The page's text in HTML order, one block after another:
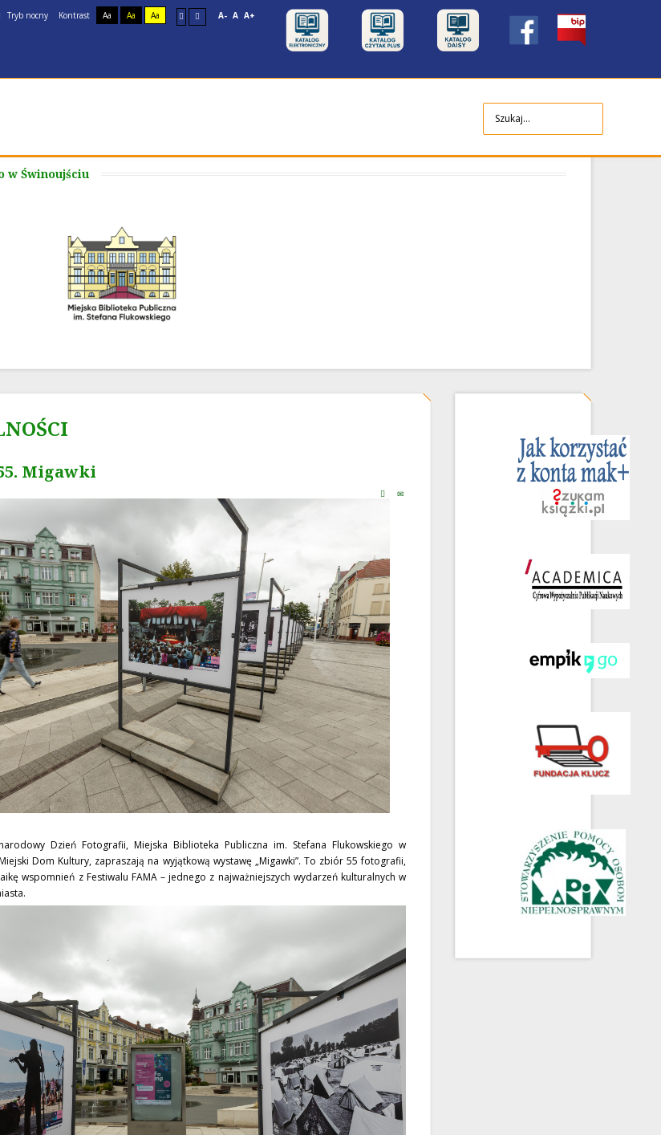
Tryb nocny Kontrast Aa Aa Aa A- A A+
w Świnoujściu
Migawki
Dzień Fotografii, Miejska Biblioteka Publiczna im. Stefana Flukowskiego w
Dom Kultury, zapraszają na wyjątkową wystawę „Migawki”. To zbiór 55 fotografii,
wspomnień z Festiwalu FAMA – jednego z najważniejszych wydarzeń kulturalnych w